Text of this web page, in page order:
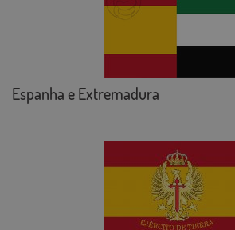
Espanha e Extremadura